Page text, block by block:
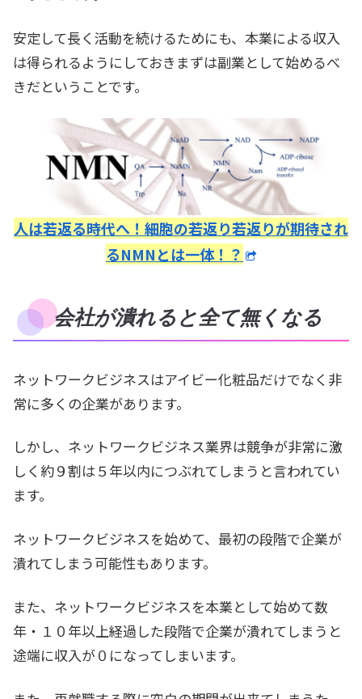
安定して長く活動を続けるためにも、本業による収入
は得られるようにしておきまずは副業として始めるべ
きだということです。
人は若返る時代へ！細胞の若返り若返りが期待され
るNMNとは一体！？
会社が潰れると全て無くなる
ネットワークビジネスはアイビー化粧品だけでなく非
常に多くの企業があります。
しかし、ネットワークビジネス業界は競争が非常に激
しく約９割は５年以内につぶれてしまうと言われてい
ます。
ネットワークビジネスを始めて、最初の段階で企業が
潰れてしまう可能性もあります。
また、ネットワークビジネスを本業として始めて数
年・１０年以上経過した段階で企業が潰れてしまうと
途端に収入が０になってしまいます。